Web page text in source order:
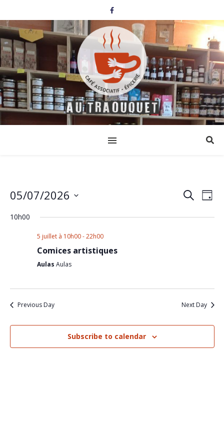
Events
Search
SearchDay
05/07/2026
date.
10h00
5 juillet à 10h00-22h00
Comices artistiques
Aulas Aulas
Previous Day Next Day
Subscribe to calendar